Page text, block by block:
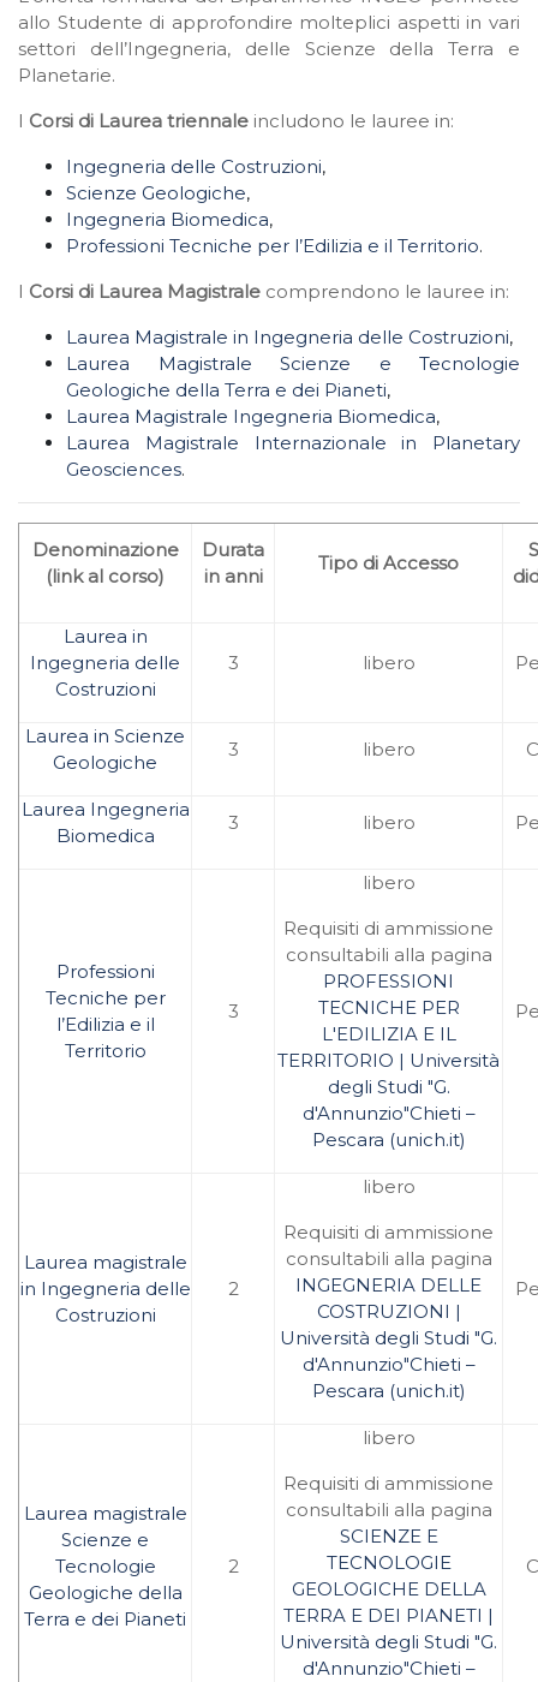
allo Studente di approfondire molteplici aspetti in vari
settori dell’Ingegneria, delle Scienze della Terra e
Planetarie.
I Corsi di Laurea triennale includono le lauree in:
Ingegneria delle Costruzioni,
Scienze Geologiche,
Ingegneria Biomedica,
Professioni Tecniche per l’Edilizia e il Territorio.
I Corsi di Laurea Magistrale comprendono le lauree in:
Laurea Magistrale in Ingegneria delle Costruzioni,
Laurea Magistrale Scienze e Tecnologie
Geologiche della Terra e dei Pianeti,
Laurea Magistrale Ingegneria Biomedica,
Laurea Magistrale Internazionale in Planetary
Geosciences.
Denominazione
(link al corso)
Durata
in anni
Tipo di Accesso
Laurea in
Ingegneria delle
Costruzioni
3 libero
Laurea in Scienze
Geologiche
3 libero
Laurea Ingegneria
Biomedica
3 libero
Professioni
Tecniche per
l’Edilizia e il
Territorio
3
libero
Requisiti di ammissione
consultabili alla pagina
PROFESSIONI
TECNICHE PER
L'EDILIZIA E IL
TERRITORIO | Università
degli Studi "G.
d'Annunzio"Chieti –
Pescara (unich.it)
Laurea magistrale
in Ingegneria delle
Costruzioni
2
libero
Requisiti di ammissione
consultabili alla pagina
INGEGNERIA DELLE
COSTRUZIONI |
Università degli Studi "G.
d'Annunzio"Chieti –
Pescara (unich.it)
Laurea magistrale
Scienze e
Tecnologie
Geologiche della
Terra e dei Pianeti
2
libero
Requisiti di ammissione
consultabili alla pagina
SCIENZE E
TECNOLOGIE
GEOLOGICHE DELLA
TERRA E DEI PIANETI |
Università degli Studi "G.
d'Annunzio"Chieti –